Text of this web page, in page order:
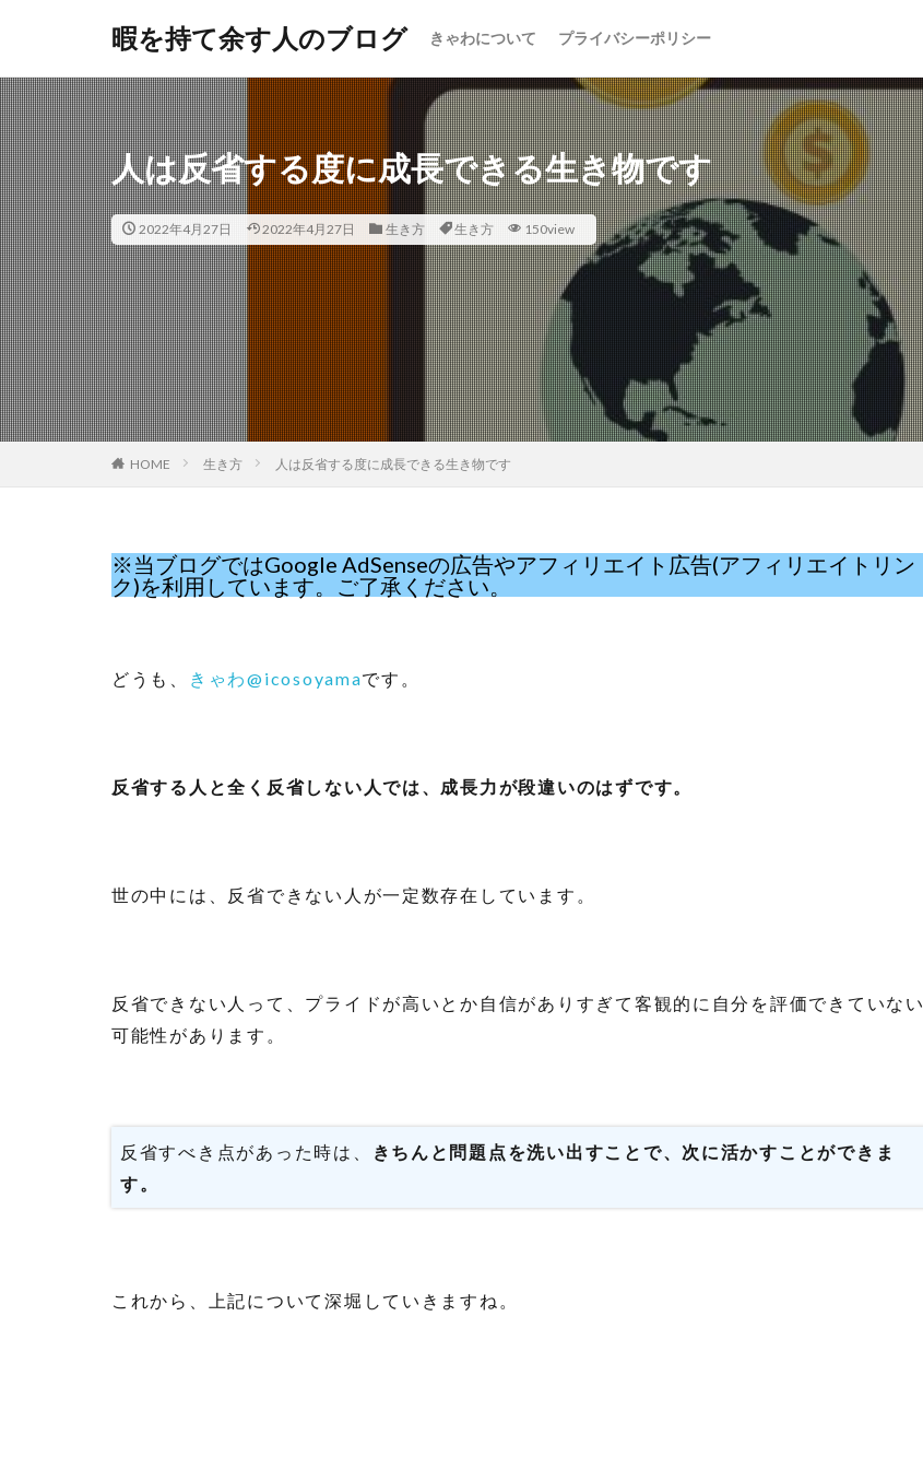
暇を持て余す人のブログ きゃわについて プライバシーポリシー
人は反省する度に成長できる生き物です
2022年4月27日 2022年4月27日 生き方 生き方 150view
HOME 生き方 人は反省する度に成長できる生き物です
※当ブログではGoogle AdSenseの広告やアフィリエイト広告(アフィリエイトリン
ク)を利用しています。ご了承ください。
どうも、 きゃわ@icosoyamaです。
反省する人と全く反省しない人では、成長力が段違いのはずです。
世の中には、反省できない人が一定数存在しています。
反省できない人って、プライドが高いとか自信がありすぎて客観的に自分を評価できていない
可能性があります。
反省すべき点があった時は、
きちんと問題点を洗い出すことで、次に活かすことができま
す。
これから、上記について深堀していきますね。